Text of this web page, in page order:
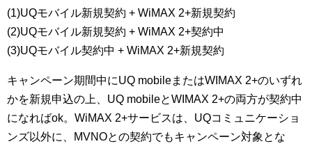
(1)UQモバイル新規契約 + WiMAX 2+新規契約
(2)UQモバイル新規契約 + WiMAX 2+契約中
(3)UQモバイル契約中 + WiMAX 2+新規契約
キャンペーン期間中にUQ mobileまたはWIMAX 2+のいずれ
かを新規申込の上、UQ mobileとWIMAX 2+の両方が契約中
になればok。WiMAX 2+サービスは、UQコミュニケーショ
ンズ以外に、MVNOとの契約でもキャンペーン対象とな